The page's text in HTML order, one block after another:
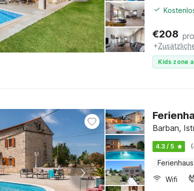
€208
+
Kids zone
Barban,
4.3 / 5
Ferienhaus
Wifi